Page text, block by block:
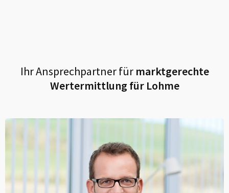
Ihr Ansprechpartner fürmarktgerechte
Wertermittlung für Lohme